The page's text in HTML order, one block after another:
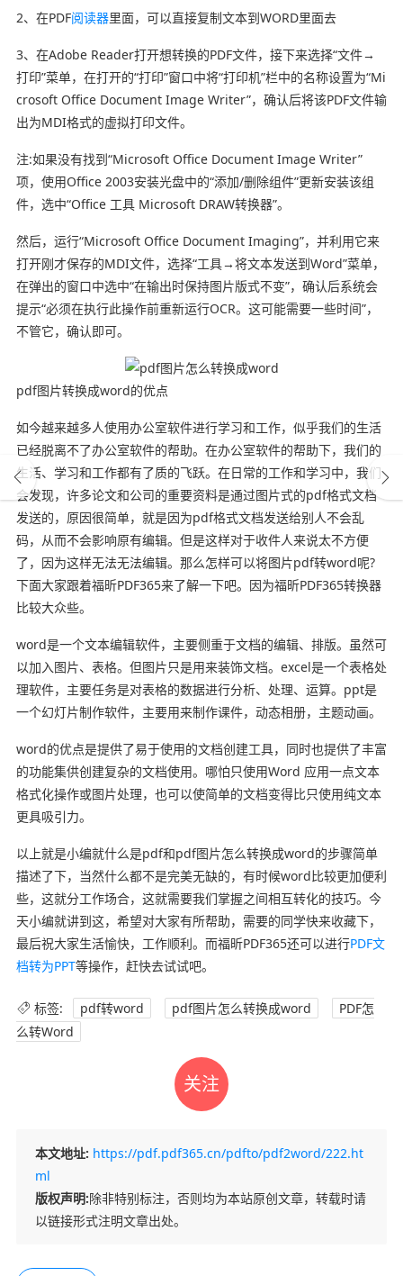
2、在PDF阅读器里面，可以直接复制文本到WORD里面去
3、在Adobe Reader打开想转换的PDF文件，接下来选择“文件→
打印”菜单，在打开的“打印”窗口中将“打印机”栏中的名称设置为“Mi
crosoft Office Document Image Writer”，确认后将该PDF文件输
出为MDI格式的虚拟打印文件。
注:如果没有找到“Microsoft Office Document Image Writer”
项，使用Office 2003安装光盘中的“添加/删除组件”更新安装该组
件，选中“Office 工具 Microsoft DRAW转换器”。
然后，运行“Microsoft Office Document Imaging”，并利用它来
打开刚才保存的MDI文件，选择“工具→将文本发送到Word”菜单，
在弹出的窗口中选中“在输出时保持图片版式不变”，确认后系统会
提示“必须在执行此操作前重新运行OCR。这可能需要一些时间”，
不管它，确认即可。
pdf图片转换成word的优点
如今越来越多人使用办公室软件进行学习和工作，似乎我们的生活
已经脱离不了办公室软件的帮助。在办公室软件的帮助下，我们的
生活、学习和工作都有了质的飞跃。在日常的工作和学习中，我们
会发现，许多论文和公司的重要资料是通过图片式的pdf格式文档
发送的，原因很简单，就是因为pdf格式文档发送给别人不会乱
码，从而不会影响原有编辑。但是这样对于收件人来说太不方便
了，因为这样无法无法编辑。那么怎样可以将图片pdf转word呢?
下面大家跟着福昕PDF365来了解一下吧。因为福昕PDF365转换器
比较大众些。
word是一个文本编辑软件，主要侧重于文档的编辑、排版。虽然可
以加入图片、表格。但图片只是用来装饰文档。excel是一个表格处
理软件，主要任务是对表格的数据进行分析、处理、运算。ppt是
一个幻灯片制作软件，主要用来制作课件，动态相册，主题动画。
word的优点是提供了易于使用的文档创建工具，同时也提供了丰富
的功能集供创建复杂的文档使用。哪怕只使用Word 应用一点文本
格式化操作或图片处理，也可以使简单的文档变得比只使用纯文本
更具吸引力。
以上就是小编就什么是pdf和pdf图片怎么转换成word的步骤简单
描述了下，当然什么都不是完美无缺的，有时候word比较更加便利
些，这就分工作场合，这就需要我们掌握之间相互转化的技巧。今
天小编就讲到这，希望对大家有所帮助，需要的同学快来收藏下，
最后祝大家生活愉快，工作顺利。而福昕PDF365还可以进行PDF文
档转为PPT等操作，赶快去试试吧。
标签: pdf转word pdf图片怎么转换成word
PDF怎
么转Word
关注
本文地址: https://pdf.pdf365.cn/pdfto/pdf2word/222.ht
ml
版权声明:除非特别标注，否则均为本站原创文章，转载时请
以链接形式注明文章出处。